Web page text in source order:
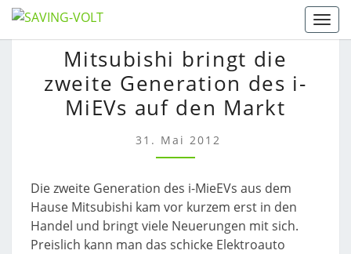
Skip
to
MITSUBISHI
BRINGT
DIE
ZWEITE
GENERATION
DES
I-
AUF
DEN
MARKT
Mitsubishi bringt die
zweite Generation des i-
MiEVs auf den Markt
31. Mai 2012
Die zweite Generation des i-MieEVs aus dem
Hause Mitsubishi kam vor kurzem erst in den
Handel und bringt viele Neuerungen mit sich.
Preislich kann man das schicke Elektroauto